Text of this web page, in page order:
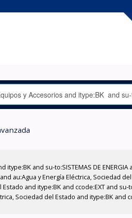
and su-to:SISTEMAS DE
au:Agua y Energía Eléctrica, Sociedad
and itype:BK and ccode:EXT and
Sociedad del Estado and itype:BK and